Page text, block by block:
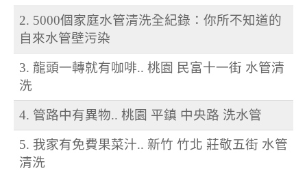
2. 5000個家庭水管清洗全紀錄：你所不知道的
自來水管壁污染
3. 龍頭一轉就有咖啡.. 桃園 民富十一街 水管清
洗
4. 管路中有異物.. 桃園 平鎮 中央路 洗水管
5. 我家有免費果菜汁.. 新竹 竹北 莊敬五街 水管
清洗